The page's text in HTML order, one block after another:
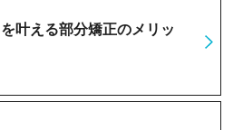
叶える部分矯正のメリッ